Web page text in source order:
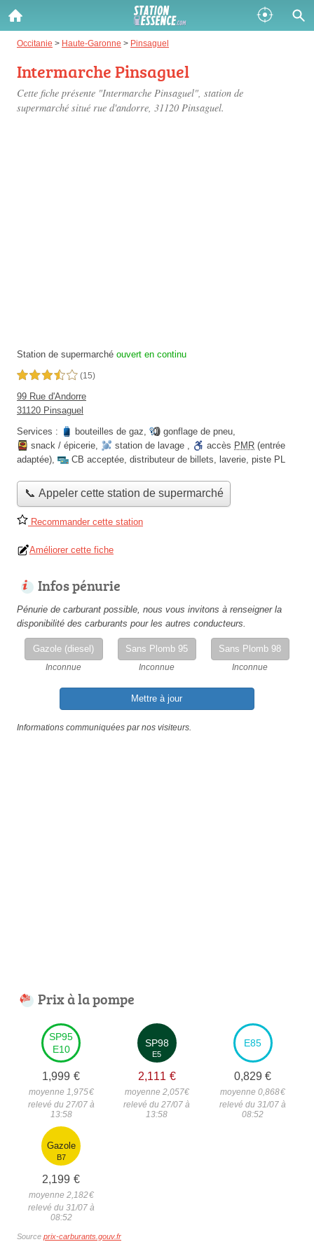
Occitanie > Haute-Garonne > Pinsaguel
Intermarche Pinsaguel
Cette fiche présente "Intermarche Pinsaguel", station de
supermarché situé rue d'andorre, 31120 Pinsaguel.
Station de supermarché ouvert en continu
3,5 étoiles sur 5 (15)
99 Rue d'Andorre
31120 Pinsaguel
Services :
bouteilles de gaz, gonflage de pneu,
snack / épicerie, station de lavage , accès PMR (entrée
adaptée), CB acceptée, distributeur de billets, laverie, piste PL
📞 Appeler cette station de supermarché
Recommander cette station
Améliorer cette fiche
Infos pénurie
Pénurie de carburant possible, nous vous invitons à renseigner la
disponibilité des carburants pour les autres conducteurs.
Gazole (diesel)
Inconnue
Sans Plomb 95
Inconnue
Sans Plomb 98
Inconnue
Mettre à jour
Informations communiquées par nos visiteurs.
Prix à la pompe
SP95
E10
1,999 €
moyenne 1,975€
relevé du 27/07 à
13:58
SP98
E5
2,111 €
moyenne 2,057€
relevé du 27/07 à
13:58
E85
0,829 €
moyenne 0,868€
relevé du 31/07 à
08:52
Gazole
B7
2,199 €
moyenne 2,182€
relevé du 31/07 à
08:52
Source prix-carburants.gouv.fr
Gazole :
Disponible
SP 98 :